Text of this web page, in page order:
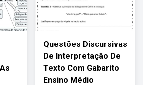
Questões Discursivas
De Interpretação De
Texto Com Gabarito
Ensino Médio